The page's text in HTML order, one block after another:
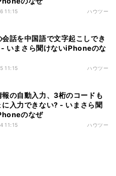
11:15 ハウツー
話を中国語で文字起こしでき
- いまさら聞けないiPhoneのな
11:15 ハウツー
報の自動入力、3桁のコードも
に入力できない? - いまさら聞
のなぜ
11:15 ハウツー